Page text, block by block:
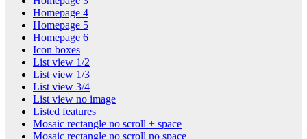
Homepage 4
Homepage 5
Homepage 6
Icon boxes
List view 1/2
List view 1/3
List view 3/4
List view no image
Listed features
Mosaic rectangle no scroll + space
Mosaic rectangle no scroll no space